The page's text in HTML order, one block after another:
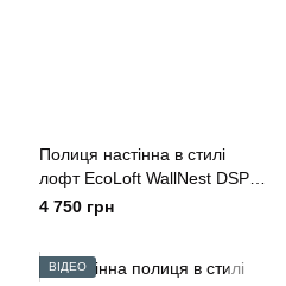
Полиця настінна в стилі
лофт EcoLoft WallNest DSP-
1427W
4 750 грн
ВІДЕО